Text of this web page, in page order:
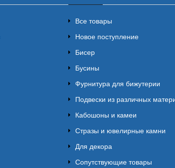
Все товары
Новое поступление
Бисер
Бусины
Фурнитура для бижутерии
Подвески из различных
Кабошоны и камеи
Стразы и ювелирные камни
Для декора
Сопутствующие товары